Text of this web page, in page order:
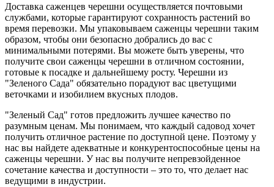
Доставка саженцев черешни осуществляется почтовыми
службами, которые гарантируют сохранность растений во
время перевозки. Мы упаковываем саженцы черешни таким
образом, чтобы они безопасно добрались до вас с
минимальными потерями. Вы можете быть уверены, что
получите свои саженцы черешни в отличном состоянии,
готовые к посадке и дальнейшему росту. Черешни из
"Зеленого Сада" обязательно порадуют вас цветущими
веточками и изобилием вкусных плодов.
"Зеленый Сад" готов предложить лучшее качество по
разумным ценам. Мы понимаем, что каждый садовод хочет
получить отличное растение по доступной цене. Поэтому у
нас вы найдете адекватные и конкурентоспособные цены на
саженцы черешни. У нас вы получите непревзойденное
сочетание качества и доступности – это то, что делает нас
ведущими в индустрии.